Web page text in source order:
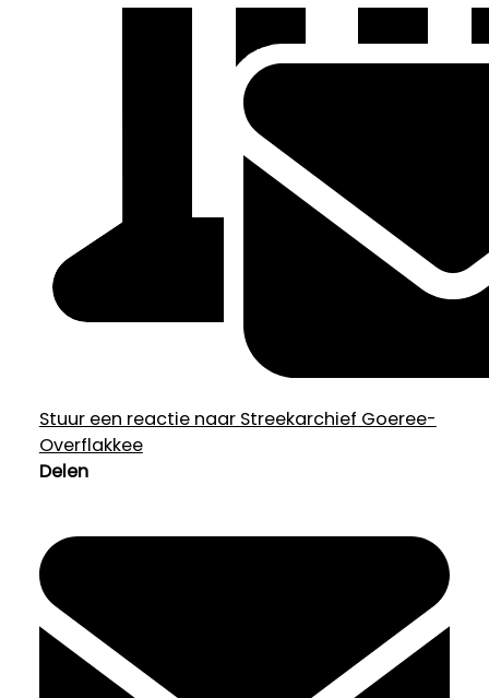
Stuur een reactie naar Streekarchief Goeree-
Overflakkee
Delen